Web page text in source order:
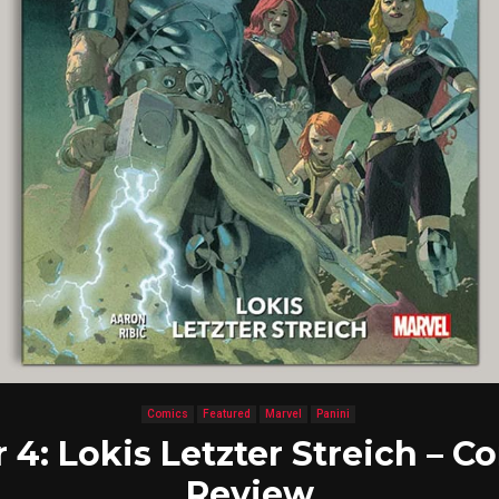
Comics Featured Marvel Panini
4: Lokis Letzter Streich –